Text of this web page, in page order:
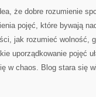
że dobre rozumienie
pojęć, które bywają
jak rozumieć wolność,
uporządkowanie pojęć
w chaos. Blog stara się